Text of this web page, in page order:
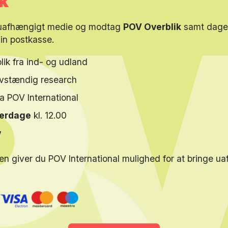
områder har en særlig dragning på hende, ikke mindst i relation
en stor del af året i Lissabon, som hun tror på bliver en af
og vil også bidrage med indlæg fra Europas sydvestligste
medie og modtag POV Overbliksamt
postkasse.
fra ind- og udland
research
POV International
kl. 12.00
giver du POV International mulighed for at bringe